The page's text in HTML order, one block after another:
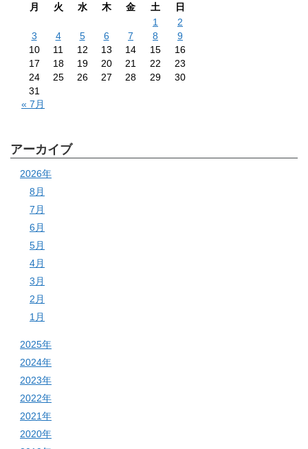
月
火 水 木 金 土
日
1
2
3
4 5 6 7 8
9
10
11 12 13 14 15
16
17
18 19 20 21 22
23
24
25 26 27 28 29
30
31
« 7月
アーカイブ
2026年
8月
7月
6月
5月
4月
3月
2月
1月
2025年
2024年
2023年
2022年
2021年
2020年